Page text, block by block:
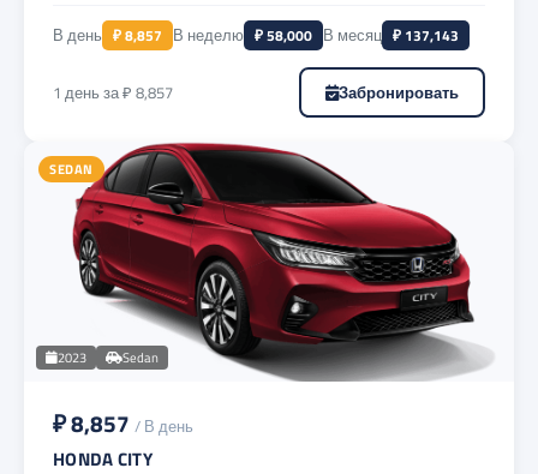
В день ₽ 8,857 В неделю ₽ 58,000 В месяц ₽ 137,143
1 день за ₽ 8,857 Забронировать
SEDAN
2023 Sedan
₽ 8,857 / В день
HONDA CITY